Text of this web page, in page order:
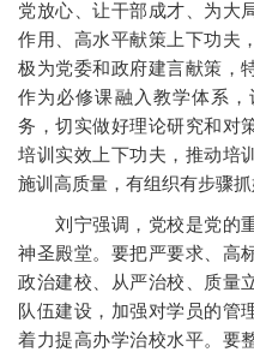
党放心、让干部成才、为大
作用、高水平献策上下功夫
极为党委和政府建言献策，
作为必修课融入教学体系
务，切实做好理论研究和对
培训实效上下功夫，推动培
施训高质量，有组织有步骤抓
刘宁强调，党校是党的重
神圣殿堂。要把严要求、高
政治建校、从严治校、质量
队伍建设，加强对学员的管
着力提高办学治校水平。要